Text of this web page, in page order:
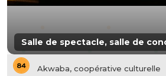
Salle de spectacle, salle de
Akwaba, coopérative culturelle